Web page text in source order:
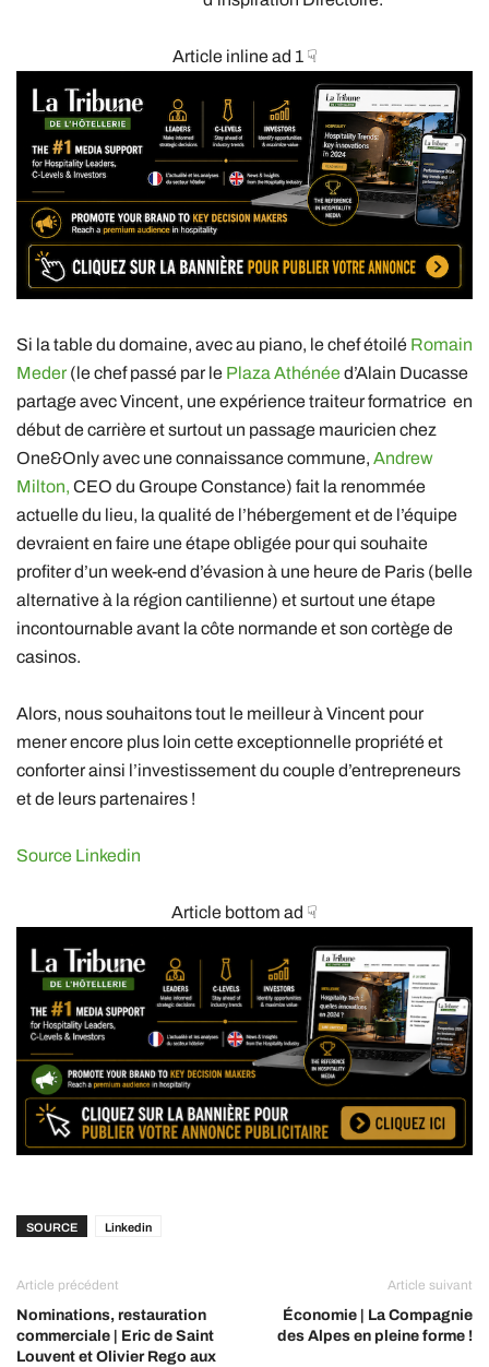
Article inline ad 1 ☟
Si la table du domaine, avec au piano, le chef étoilé Romain
Meder (le chef passé par le Plaza Athénéed’Alain Ducasse
partage avec Vincent, une expérience traiteur formatrice en
début de carrière et surtout un passage mauricien chez
One&Only avec une connaissance commune, Andrew
Milton, CEO du Groupe Constance) fait la renommée
actuelle du lieu, la qualité de l’hébergement et de l’équipe
devraient en faire une étape obligée pour qui souhaite
profiter d’un week-end d’évasion à une heure de Paris (belle
alternative à la région cantilienne) et surtout une étape
incontournable avant la côte normande et son cortège de
casinos.
Alors, nous souhaitons tout le meilleur à Vincent pour
mener encore plus loin cette exceptionnelle propriété et
conforter ainsi l’investissement du couple d’entrepreneurs
et de leurs partenaires !
Source Linkedin
Article bottom ad ☟
SOURCE Linkedin
Article précédent
Nominations, restauration
commerciale | Eric de Saint
Louvent et Olivier Rego aux
Article suivant
Économie | La Compagnie
des Alpes en pleine forme !